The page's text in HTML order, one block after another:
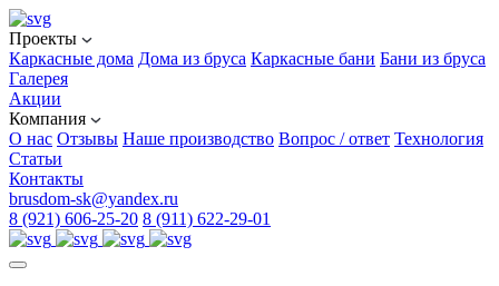
Проекты
Каркасные дома Дома из бруса Каркасные бани Бани из бруса
Галерея
Акции
Компания
О нас Отзывы Наше производство Вопрос / ответ Технология
Статьи
Контакты
brusdom-sk@yandex.ru
8 (921) 606-25-20 8 (911) 622-29-01